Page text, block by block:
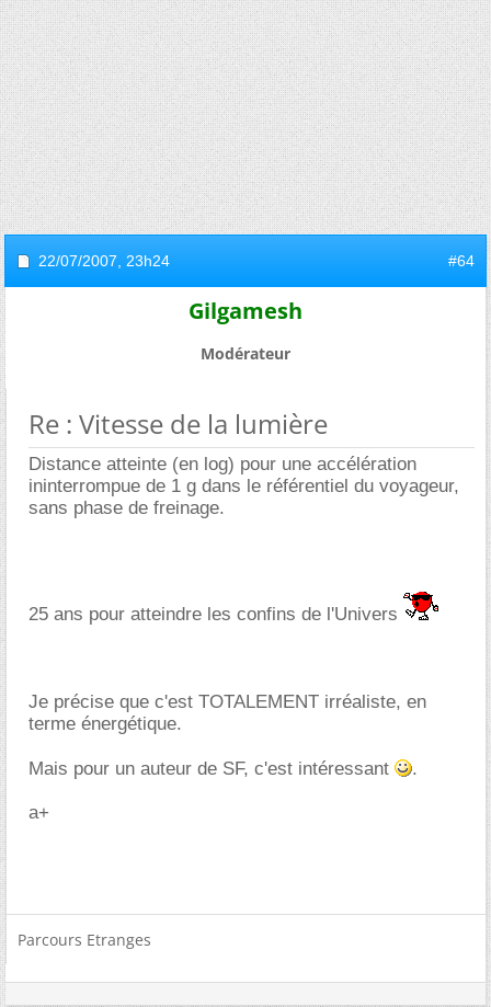
22/07/2007, 23h24 #64
Gilgamesh
Modérateur
Re : Vitesse de la lumière
Distance atteinte (en log) pour une accélération
ininterrompue de 1 g dans le référentiel du voyageur,
sans phase de freinage.
25 ans pour atteindre les confins de l'Univers
Je précise que c'est TOTALEMENT irréaliste, en
terme énergétique.
Mais pour un auteur de SF, c'est intéressant .
a+
Parcours Etranges